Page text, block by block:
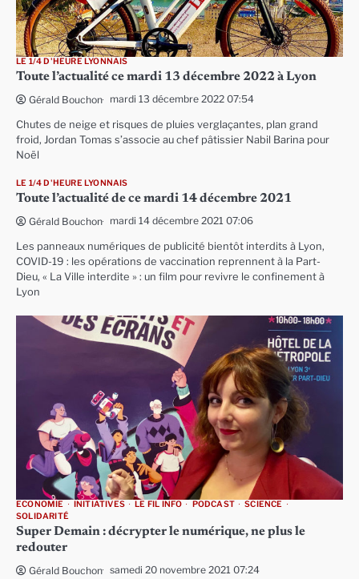
LE 1/4 D'HEURE LYONNAIS
Toute l’actualité ce mardi 13 décembre 2022 à Lyon
Gérald Bouchon mardi 13 décembre 2022 07:54
Chutes de neige et risques de pluies verglaçantes, plan grand
froid, Jordan Tomas s’associe au chef pâtissier Nabil Barina pour
Noël
LE 1/4 D'HEURE LYONNAIS
Toute l’actualité de ce mardi 14 décembre 2021
Gérald Bouchon mardi 14 décembre 2021 07:06
Les panneaux numériques de publicité bientôt interdits à Lyon,
COVID-19 : les opérations de vaccination reprennent à la Part-
Dieu, « La Ville interdite » : un film pour revivre le confinement à
Lyon
ECONOMIE INITIATIVES LE FIL INFO PODCAST
SCIENCE
SOLIDARITÉ
Super Demain : décrypter le numérique, ne plus le
redouter
Gérald Bouchon samedi 20 novembre 2021 07:24